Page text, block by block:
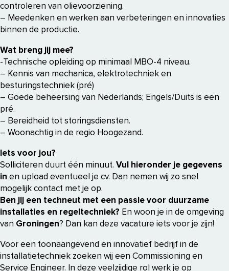
controleren van olievoorziening.
– Meedenken en werken aan verbeteringen en innovaties
binnen de productie.
Wat breng jij mee?
-Technische opleiding op minimaal MBO-4 niveau.
– Kennis van mechanica, elektrotechniek en
besturingstechniek (pré)
– Goede beheersing van Nederlands; Engels/Duits is een
pré.
– Bereidheid tot storingsdiensten.
– Woonachtig in de regio Hoogezand.
Iets voor jou?
Solliciteren duurt één minuut. Vul hieronder je gegevens
in en upload eventueel je cv. Dan nemen wij zo snel
mogelijk contact met je op.
Ben jij een techneut met een passie voor duurzame
installaties en regeltechniek? En woon je in de omgeving
van Groningen? Dan kan deze vacature iets voor je zijn!
Voor een toonaangevend en innovatief bedrijf in de
installatietechniek zoeken wij een Commissioning en
Service Engineer. In deze veelzijdige rol werk je op